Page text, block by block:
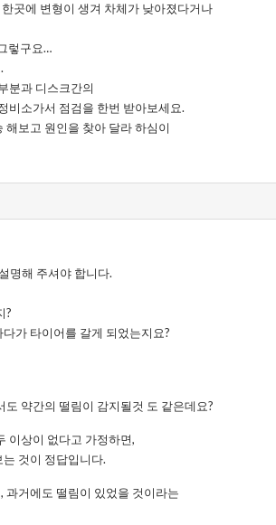
곳에 변형이 생겨 차체가 낮아졌다거나
렇구요…
분과 디스크간의
비소가서 점검을 한번 받아보세요.
보고 원인을 찾아 달라 하심이
명해 주셔야 합니다.
?
가 타이어를 갈게 되었는지요?
약간의 떨림이 감지될것 도 같은데요?
이상이 없다고 가정하면,
것이 정답입니다.
과거에도 떨림이 있었을 것이라는